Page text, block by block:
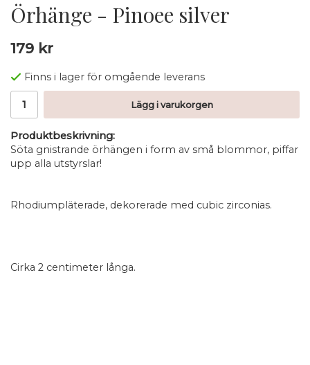
Örhänge - Pinoee silver
179 kr
Finns i lager för omgående leverans
Lägg i varukorgen
Produktbeskrivning:
Söta gnistrande örhängen i form av små blommor, piffar
upp alla utstyrslar!
Rhodiumpläterade, dekorerade med cubic zirconias.
Cirka 2 centimeter långa.